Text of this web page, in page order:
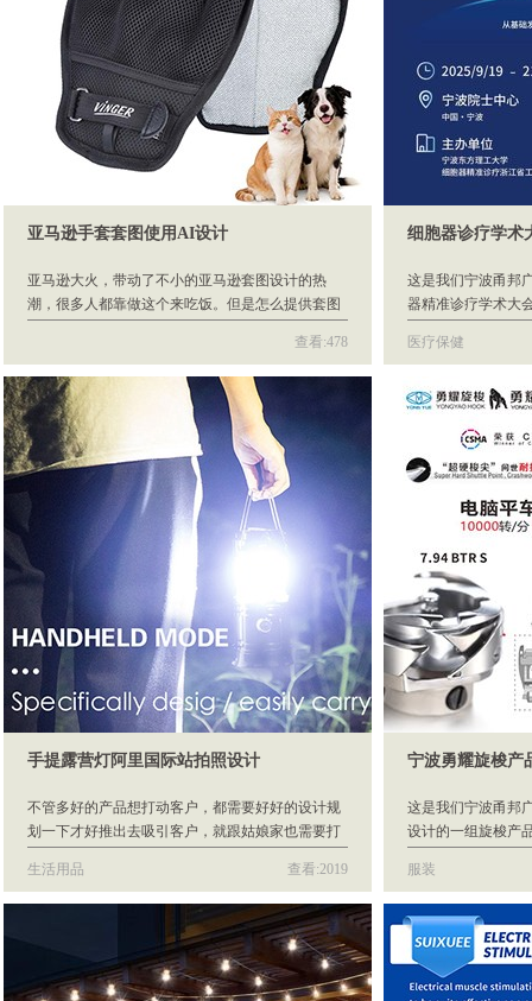
亚马逊手套套图使用AI设计
亚马逊大火，带动了不小的亚马逊套图设计的热
潮，很多人都靠做这个来吃饭。但是怎么提供套图
查看:478
细胞器诊疗学术
这是我们宁波甬邦
器精准诊疗学术大
个大会的进程，并
医疗保健
手提露营灯阿里国际站拍照设计
不管多好的产品想打动客户，都需要好好的设计规
划一下才好推出去吸引客户，就跟姑娘家也需要打
生活用品
查看:2019
宁波勇耀旋梭产
这是我们宁波甬邦
设计的一组旋梭产
服装